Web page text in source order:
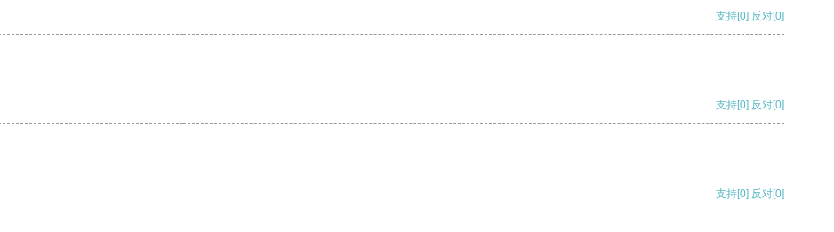
支持[0] 反对[0]
支持[0] 反对[0]
支持[0] 反对[0]